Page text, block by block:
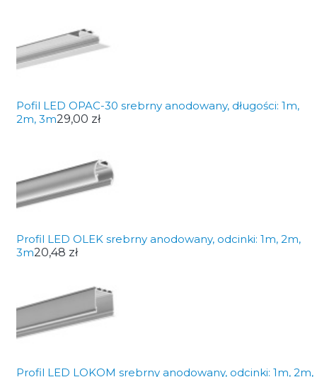
Pofil LED OPAC-30 srebrny anodowany, długości: 1m,
2m, 3m29,00 zł
Profil LED OLEK srebrny anodowany, odcinki: 1m, 2m,
3m20,48 zł
Profil LED LOKOM srebrny anodowany, odcinki: 1m, 2m,